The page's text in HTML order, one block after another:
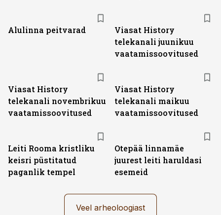
Alulinna peitvarad
Viasat History
telekanali juunikuu
vaatamissoovitused
Viasat History
telekanali novembrikuu
vaatamissoovitused
Viasat History
telekanali maikuu
vaatamissoovitused
Leiti Rooma kristliku
keisri püstitatud
paganlik tempel
Otepää linnamäe
juurest leiti haruldasi
esemeid
Veel arheoloogiast